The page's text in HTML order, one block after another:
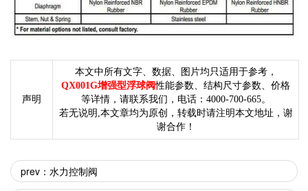
声明
本文中所有文字、数据、图片均只适用于参考，
QX001G增强型浮球阀性能参数、结构尺寸参数、价格
等详情，请联系我们，电话：4000-700-665。
若无说明,本文章均为原创，转载时请注明本文地址，谢
谢合作！
prev：水力控制阀